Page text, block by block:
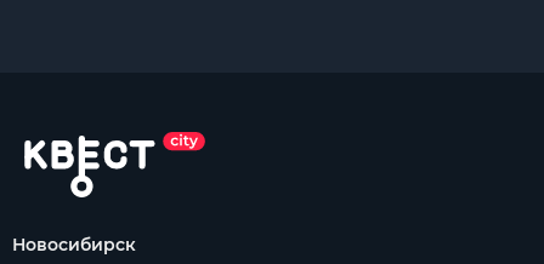
Новосибирск